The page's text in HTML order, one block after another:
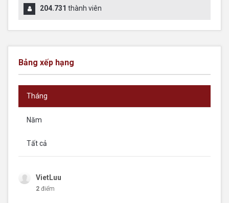
204.731 thành viên
Bảng xếp hạng
Tháng
Năm
Tất cả
VietLuu
2 điểm